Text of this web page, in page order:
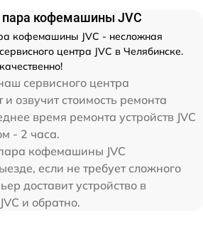
кофемашины JVC
кофемашины JVC - несложная
центра JVC в Челябинске.
сервисного центра
и озвучит стоимость ремонта
время ремонта устройств JVC
- 2 часа.
кофемашины JVC
если не требует сложного
доставит устройство в
и обратно.